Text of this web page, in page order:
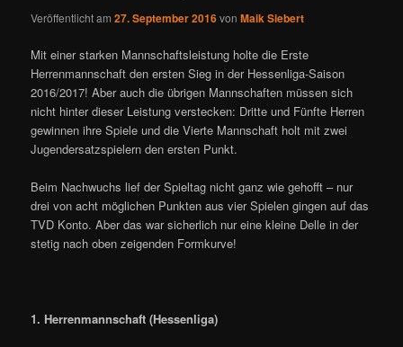
Veröffentlicht am27. September 2016vonMaik Siebert
Mit einer starken Mannschaftsleistung holte die Erste
Herrenmannschaft den ersten Sieg in der Hessenliga-Saison
2016/2017!Aber auch die übrigen Mannschaften müssen sich
nicht hinter dieser Leistung verstecken: Dritte und Fünfte Herren
gewinnen ihre Spiele und die Vierte Mannschaft holt mit zwei
Jugendersatzspielern den ersten Punkt.
Beim Nachwuchs lief der Spieltag nicht ganz wie gehofft – nur
drei von acht möglichen Punkten aus vier Spielen gingen auf das
TVD Konto. Aber das war sicherlich nur eine kleine Delle in der
stetig nach oben zeigenden Formkurve!
1. Herrenmannschaft (Hessenliga)